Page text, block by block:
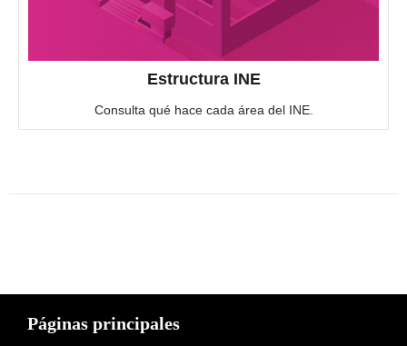
Estructura INE
Consulta qué hace cada área del INE.
Páginas principales